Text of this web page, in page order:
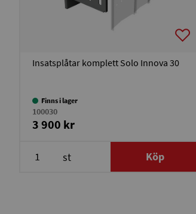
Insatsplåtar komplett Solo Innova 30
Finns i lager
100030
3 900 kr
st Köp